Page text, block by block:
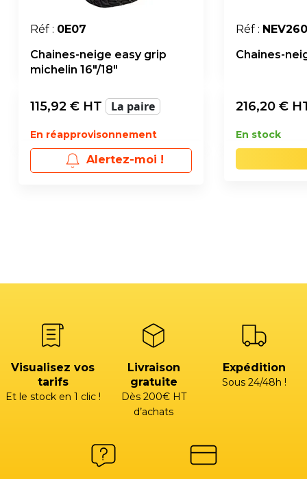
Réf : 0E07
Chaines-neige easy grip
michelin 16"/18"
115,92 € HT La paire
En réapprovisonnement
Alertez-moi !
Réf : NEV260
Chaines-
216,20 €
En stock
Visualisez vos
tarifs
Et le stock en 1 clic !
Livraison
gratuite
Dès 200€ HT
d’achats
Expédition
Sous 24/48h !